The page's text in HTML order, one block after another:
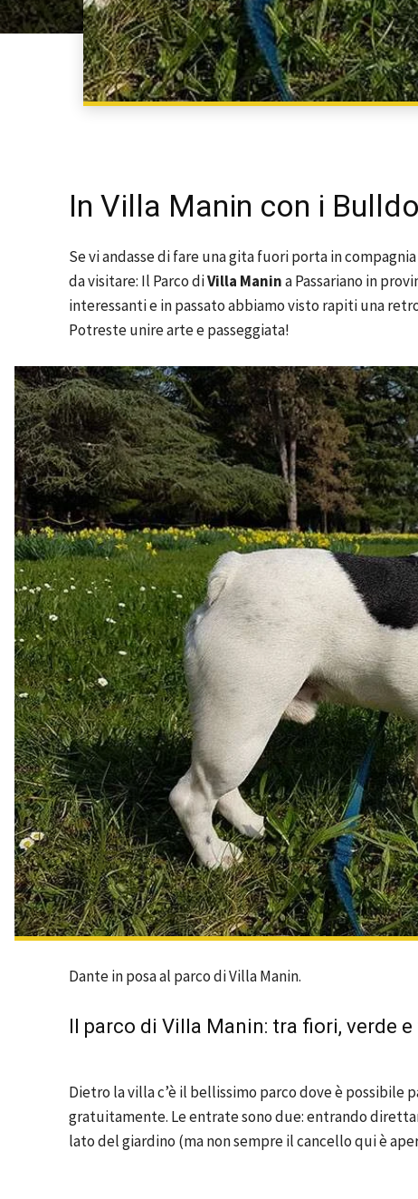
In Villa Manin con i
Se vi andasse di fare una gita fuori porta in
da visitare: Il Parco diVilla Manina Passariano in
interessanti e in passato abbiamo visto rapiti una
Potreste unire arte e passeggiata!
Dante in posa al parco di Villa Manin.
Il parco di Villa Manin: tra fiori, verde
Dietro la villa c’è il bellissimo parco dove è possibile
gratuitamente. Le entrate sono due: entrando
lato del giardino (ma non sempre il cancello qui è